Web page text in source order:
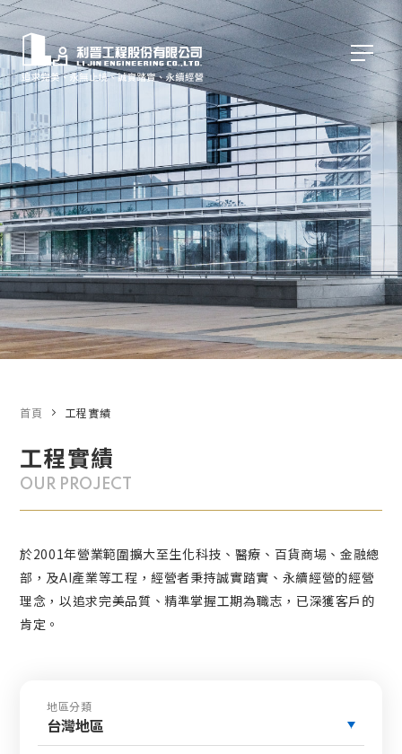
工程實績
OUR PROJECT
於2001年營業範圍擴大至生化科技、醫療、百貨商場、金融總
部，及AI產業等工程，經營者秉持誠實踏實、永續經營的經營
理念，以追求完美品質、精準掌握工期為職志，已深獲客戶的
肯定。
首頁 工程實績
地區分類
台灣地區